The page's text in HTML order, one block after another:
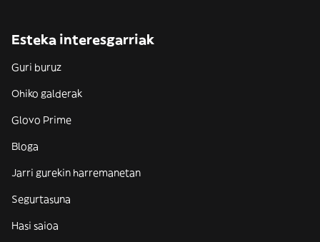
Esteka interesgarriak
Guri buruz
Ohiko galderak
Glovo Prime
Bloga
Jarri gurekin harremanetan
Segurtasuna
Hasi saioa